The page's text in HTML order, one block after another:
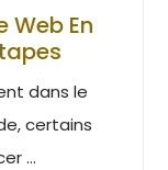
Web En
dans le
certains
...